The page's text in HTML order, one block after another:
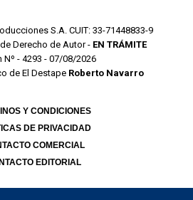
S.A. CUIT: 33-71448833-9
Derecho de Autor - EN TRÁMITE
Nº - 4293 - 07/08/2026
de El Destape Roberto Navarro
Y CONDICIONES
DE PRIVACIDAD
COMERCIAL
EDITORIAL